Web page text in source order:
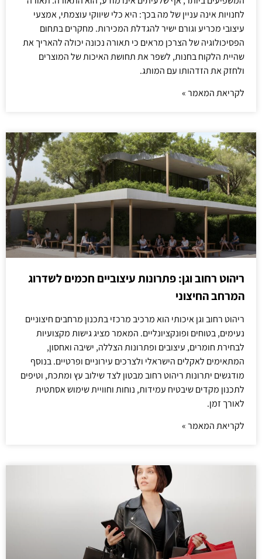
לחנויות אינה עניין של מה בכך: היא כלי שיווקי עוצמתי, אמצעי
עיצובי מכריע וגורם ישיר להגדלת המכירות. מחקרים בתחום
הפסיכולוגיה של הצרכן מראים כי תאורה נכונה יכולה להאריך את
שהיית הלקוח בחנות, לשפר את תחושת האיכות של המוצרים
ולחזק את הזדהותו עם המותג.
לקריאת המאמר »
ריהוט רחוב וגן: פתרונות עיצוביים חכמים לשדרוג
המרחב החיצוני
ריהוט רחוב וגן איכותי הוא מרכיב מרכזי בתכנון מרחבים חיצוניים
נעימים, בטוחים ופונקציונליים. המאמר מציג גישות מקצועיות
לבחירת חומרים, עיצובים ופתרונות הצללה, ישיבה ואחסון,
המתאימים לאקלים הישראלי ולצרכים עירוניים ופרטיים. בנוסף
מודגשים יתרונות ריהוט רחוב מבטון לצד שילוב עץ ומתכת, וטיפים
לתכנון מקדים שיבטיח עמידות, נוחות וחוויית שימוש אסתטית
לאורך זמן.
לקריאת המאמר »